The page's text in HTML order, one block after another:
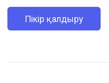
Пікір қалдыру